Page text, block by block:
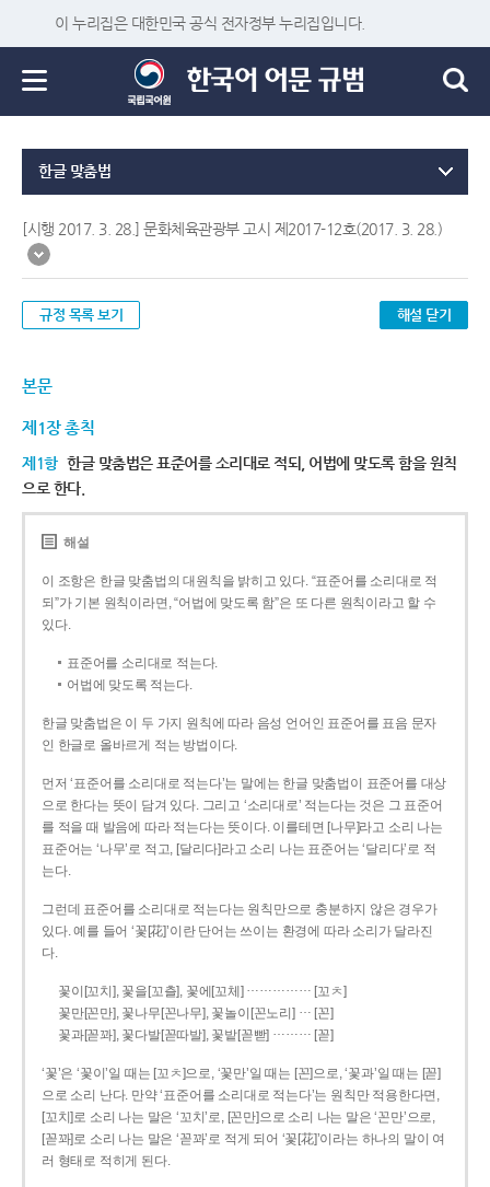
이 누리집은 대한민국 공식 전자정부 누리집입니다.
한글 맞춤법
[시행 2017. 3. 28.] 문화체육관광부 고시 제2017-12호(2017. 3. 28.)
규정 목록 보기 해설 닫기
본문
제1장 총칙
제1항 한글 맞춤법은 표준어를 소리대로 적되, 어법에 맞도록 함을 원칙
으로 한다.
해설
이 조항은 한글 맞춤법의 대원칙을 밝히고 있다. “표준어를 소리대로 적
되”가 기본 원칙이라면, “어법에 맞도록 함”은 또 다른 원칙이라고 할 수
있다.
표준어를 소리대로 적는다.
어법에 맞도록 적는다.
한글 맞춤법은 이 두 가지 원칙에 따라 음성 언어인 표준어를 표음 문자
인 한글로 올바르게 적는 방법이다.
먼저 ‘표준어를 소리대로 적는다’는 말에는 한글 맞춤법이 표준어를 대상
으로 한다는 뜻이 담겨 있다. 그리고 ‘소리대로’ 적는다는 것은 그 표준어
를 적을 때 발음에 따라 적는다는 뜻이다. 이를테면 [나무]라고 소리 나는
표준어는 ‘나무’로 적고, [달리다]라고 소리 나는 표준어는 ‘달리다’로 적
는다.
그런데 표준어를 소리대로 적는다는 원칙만으로 충분하지 않은 경우가
있다. 예를 들어 ‘꽃[花]’이란 단어는 쓰이는 환경에 따라 소리가 달라진
다.
꽃이[꼬치], 꽃을[꼬츨], 꽃에[꼬체] …………… [꼬ㅊ]
꽃만[꼰만], 꽃나무[꼰나무], 꽃놀이[꼰노리] … [꼰]
꽃과[꼳꽈], 꽃다발[꼳따발], 꽃밭[꼳빧] ……… [꼳]
‘꽃’은 ‘꽃이’일 때는 [꼬ㅊ]으로, ‘꽃만’일 때는 [꼰]으로, ‘꽃과’일 때는 [꼳]
으로 소리 난다. 만약 ‘표준어를 소리대로 적는다’는 원칙만 적용한다면,
[꼬치]로 소리 나는 말은 ‘꼬치’로, [꼰만]으로 소리 나는 말은 ‘꼰만’으로,
[꼳꽈]로 소리 나는 말은 ‘꼳꽈’로 적게 되어 ‘꽃[花]’이라는 하나의 말이 여
러 형태로 적히게 된다.